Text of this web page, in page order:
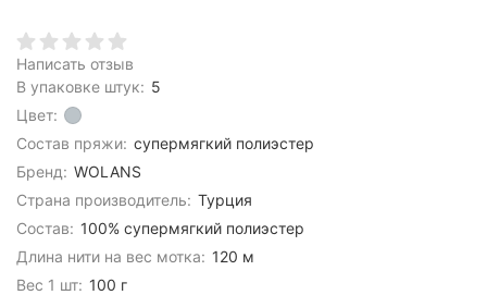
Написать отзыв
В упаковке штук: 5
Цвет:
Состав пряжи: супермягкий полиэстер
Бренд: WOLANS
Страна производитель: Турция
Состав: 100% супермягкий полиэстер
Длина нити на вес мотка: 120 м
Вес 1 шт: 100 г